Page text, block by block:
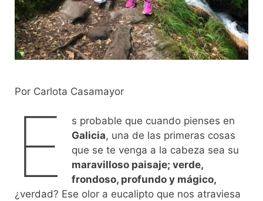
Por Carlota Casamayor
E
s probable que cuando pienses en
Galicia, una de las primeras cosas
que se te venga a la cabeza sea su
maravilloso paisaje; verde,
frondoso, profundo y mágico,
¿verdad? Ese olor a eucalipto que nos atraviesa